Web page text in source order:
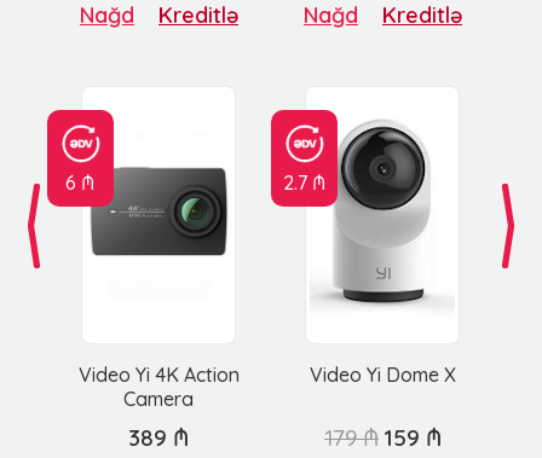
Nağd Kreditlə Nağd Kreditlə
6 ₼
Video Yi 4K Action
Camera
2.7 ₼
Video Yi Dome X
389 ₼ 179 ₼ 159 ₼